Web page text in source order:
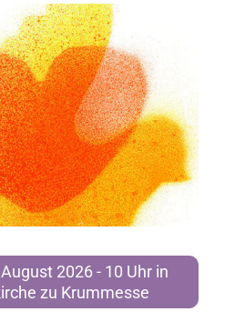
2026 - 10 Uhr in
zu Krummesse